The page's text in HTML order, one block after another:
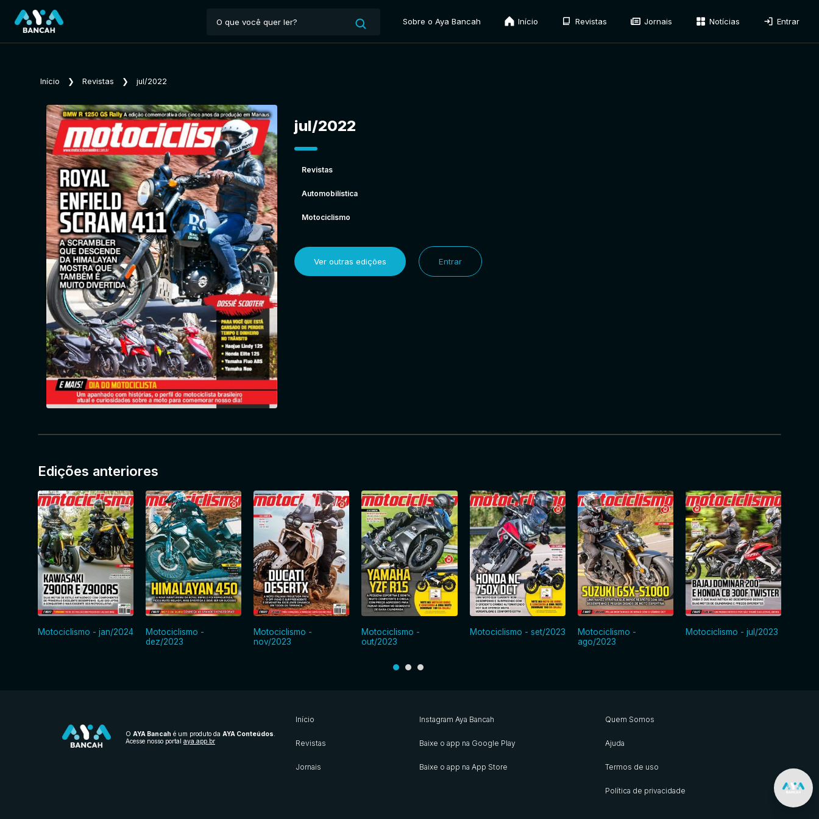
Sobre o Aya Bancah Início Revistas Jornais Notícias Entrar
Início ❯ Revistas ❯ jul/2022
jul/2022
Revistas
Automobilística
Motociclismo
Ver outras edições Entrar
Edições anteriores
Motociclismo - jan/2024
Motociclismo -
dez/2023
Motociclismo -
nov/2023
Motociclismo -
out/2023
Motociclismo - set/2023
Motociclismo -
ago/2023
Motociclismo - jul/2023
O AYA Bancah é um produto da AYA Conteúdos
Acesse nosso portal aya.app.br
Início
Revistas
Jornais
Instagram Aya Bancah
Baixe o app na Google Play
Baixe o app na App Store
Quem Somos
Ajuda
Termos de uso
Política de privacidade